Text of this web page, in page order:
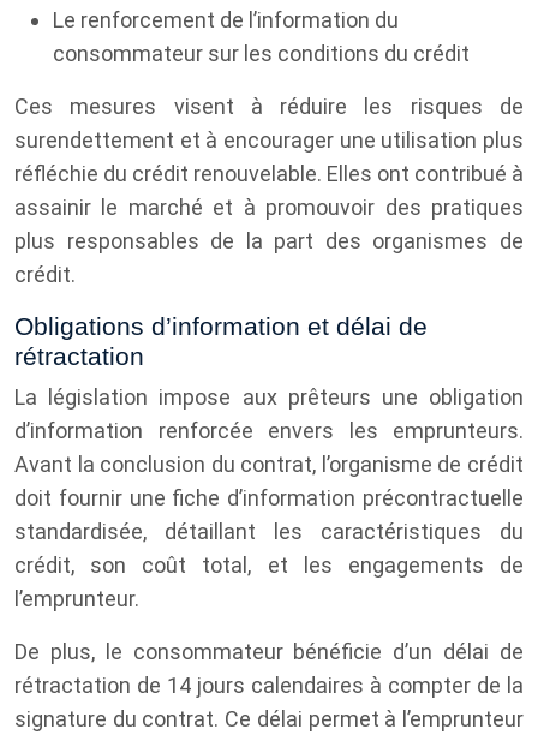
Le renforcement de l’information du
consommateur sur les conditions du crédit
Ces mesures visent à réduire les risques de
surendettement et à encourager une utilisation plus
réfléchie du crédit renouvelable. Elles ont contribué à
assainir le marché et à promouvoir des pratiques
plus responsables de la part des organismes de
crédit.
Obligations d’information et délai de
rétractation
La législation impose aux prêteurs une obligation
d’information renforcée envers les emprunteurs.
Avant la conclusion du contrat, l’organisme de crédit
doit fournir une fiche d’information précontractuelle
standardisée, détaillant les caractéristiques du
crédit, son coût total, et les engagements de
l’emprunteur.
De plus, le consommateur bénéficie d’un délai de
rétractation de 14 jours calendaires à compter de la
signature du contrat. Ce délai permet à l’emprunteur